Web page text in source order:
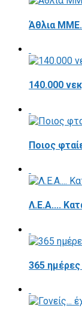
Άθλια
140.000
Ποιος
Λ.Ε.Α....
365